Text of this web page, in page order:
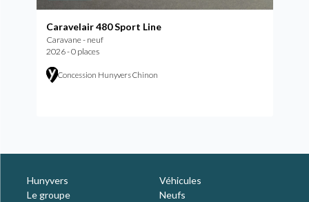
Caravelair 480 Sport Line
Caravane - neuf
2026 - 0 places
Concession Hunyvers Chinon
Hunyvers
Le groupe
Véhicules
Neufs